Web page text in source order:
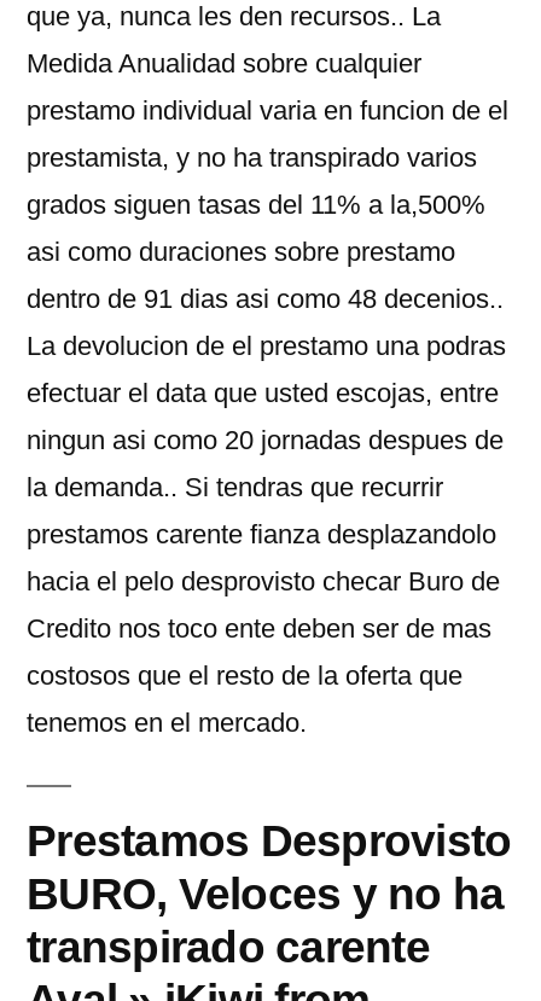
que ya, nunca les den recursos.. La
Medida Anualidad sobre cualquier
prestamo individual varia en funcion de el
prestamista, y no ha transpirado varios
grados siguen tasas del 11% a la,500%
asi­ como duraciones sobre prestamo
dentro de 91 dias asi­ como 48 decenios..
La devolucion de el prestamo una podras
efectuar el data que usted escojas, entre
ningun asi­ como 20 jornadas despues de
la demanda.. Si tendras que recurrir
prestamos carente fianza desplazandolo
hacia el pelo desprovisto checar Buro de
Credito nos toco ente deben ser de mas
costosos que el resto de la oferta que
tenemos en el mercado.
Prestamos Desprovisto
BURO, Veloces y no ha
transpirado carente